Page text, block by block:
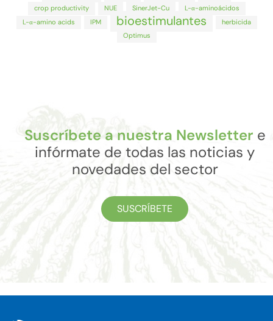
crop productivity
NUE SinerJet-Cu
L-α-aminoácidos
L-α-amino acids
IPM bioestimulantes
herbicida
Optimus
Suscríbete a nuestra Newsletter e
infórmate de todas las noticias y
novedades del sector
SUSCRÍBETE